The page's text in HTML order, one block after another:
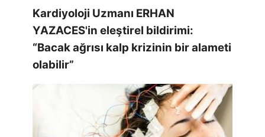
Kardiyoloji Uzmanı ERHAN
YAZACES'in eleştirel bildirimi:
“Bacak ağrısı kalp krizinin bir alameti
olabilir”